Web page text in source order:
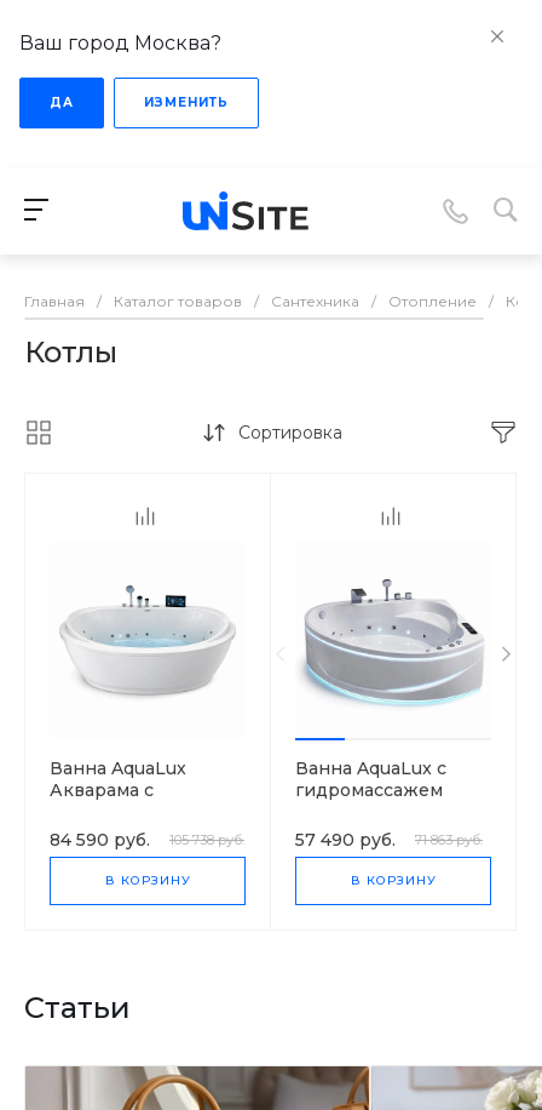
Ваш город Москва?
ДА ИЗМЕНИТЬ
Главная / Каталог товаров / Сантехника / Отопление /
Котлы
Сортировка
Ванна AquaLux
Акварама с
84 590 руб.
105 738 руб.
В КОРЗИНУ
Ванна AquaLux с
гидромассажем
57 490 руб. 71 863 руб.
В КОРЗИНУ
Статьи